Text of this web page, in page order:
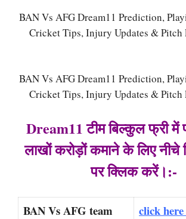
BAN Vs AFG Dream11 Prediction,
Cricket Tips, Injury Updates & Pitch
BAN Vs AFG Dream11 Prediction,
Cricket Tips, Injury Updates & Pitch
Dream11 टीम बिल्कुल फ्री में
लाखों करोड़ों कमाने के लिए नीचे
पर क्लिक करें।:-
BAN Vs AFG team
click here